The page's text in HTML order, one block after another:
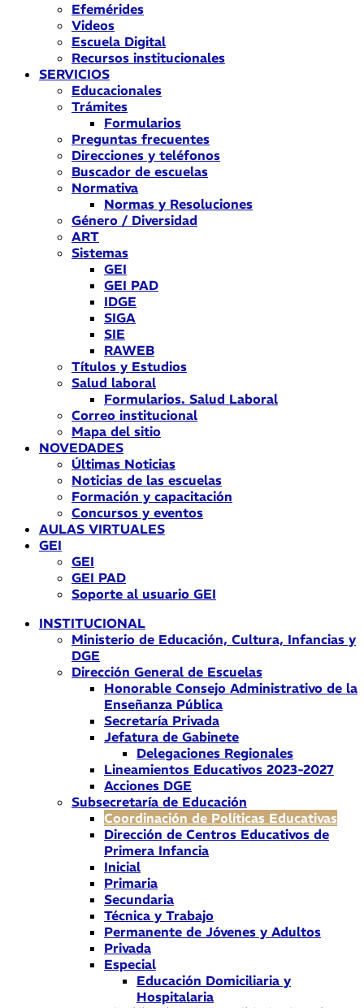
Efemérides
Videos
Escuela Digital
Recursos institucionales
SERVICIOS
Educacionales
Trámites
Formularios
Preguntas frecuentes
Direcciones y teléfonos
Buscador de escuelas
Normativa
Normas y Resoluciones
Género / Diversidad
ART
Sistemas
GEI
GEI PAD
IDGE
SIGA
SIE
RAWEB
Títulos y Estudios
Salud laboral
Formularios. Salud Laboral
Correo institucional
Mapa del sitio
NOVEDADES
Últimas Noticias
Noticias de las escuelas
Formación y capacitación
Concursos y eventos
AULAS VIRTUALES
GEI
GEI
GEI PAD
Soporte al usuario GEI
INSTITUCIONAL
Ministerio de Educación, Cultura, Infancias y
DGE
Dirección General de Escuelas
Honorable Consejo Administrativo de la
Enseñanza Pública
Secretaría Privada
Jefatura de Gabinete
Delegaciones Regionales
Lineamientos Educativos 2023-2027
Acciones DGE
Subsecretaría de Educación
Coordinación de Políticas Educativas
Dirección de Centros Educativos de
Primera Infancia
Inicial
Primaria
Secundaria
Técnica y Trabajo
Permanente de Jóvenes y Adultos
Privada
Especial
Educación Domiciliaria y
Hospitalaria